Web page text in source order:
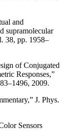
and
supramolecular
38, pp. 1958–
of Conjugated
Responses,”
2009.
J. Phys.
Sensors